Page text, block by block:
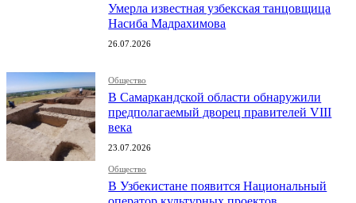
Умерла известная узбекская танцовщица
Насиба Мадрахимова
26.07.2026
Общество
В Самаркандской области обнаружили
предполагаемый дворец правителей VIII
века
23.07.2026
Общество
В Узбекистане появится Национальный